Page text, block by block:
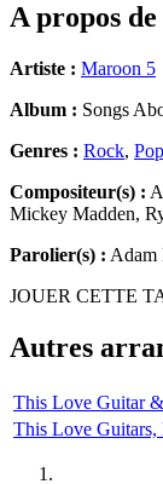
A propos de
Artiste : Maroon 5
Album : Songs
Genres : Rock, Pop
Compositeur(s) :
Mickey Madden,
Parolier(s) : Adam
JOUER CETTE
Autres
This Love Guitar
This Love